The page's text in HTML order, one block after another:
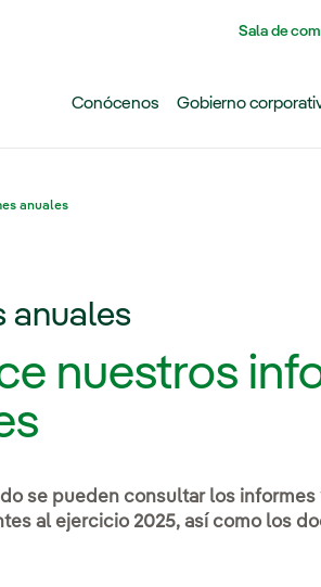
Sala de
Conócenos Gobierno
anuales
¿Por qué invertir hoy en
anuales
nuestros
se pueden consultar los
al ejercicio 2025, así como los